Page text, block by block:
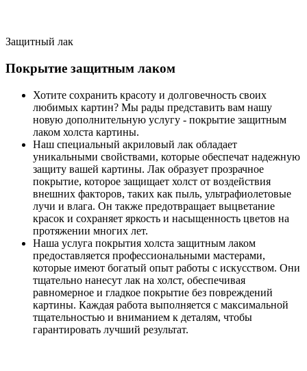
Защитный лак
Покрытие защитным лаком
Хотите сохранить красоту и долговечность своих
любимых картин? Мы рады представить вам нашу
новую дополнительную услугу - покрытие защитным
лаком холста картины.
Наш специальный акриловый лак обладает
уникальными свойствами, которые обеспечат надежную
защиту вашей картины. Лак образует прозрачное
покрытие, которое защищает холст от воздействия
внешних факторов, таких как пыль, ультрафиолетовые
лучи и влага. Он также предотвращает выцветание
красок и сохраняет яркость и насыщенность цветов на
протяжении многих лет.
Наша услуга покрытия холста защитным лаком
предоставляется профессиональными мастерами,
которые имеют богатый опыт работы с искусством. Они
тщательно нанесут лак на холст, обеспечивая
равномерное и гладкое покрытие без повреждений
картины. Каждая работа выполняется с максимальной
тщательностью и вниманием к деталям, чтобы
гарантировать лучший результат.